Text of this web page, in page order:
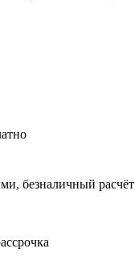
безналичный расчёт